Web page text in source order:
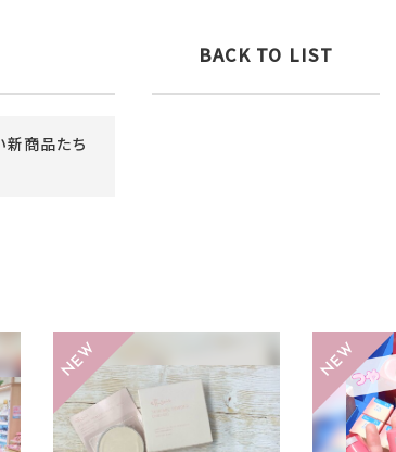
新商品たち
BACK TO LIST